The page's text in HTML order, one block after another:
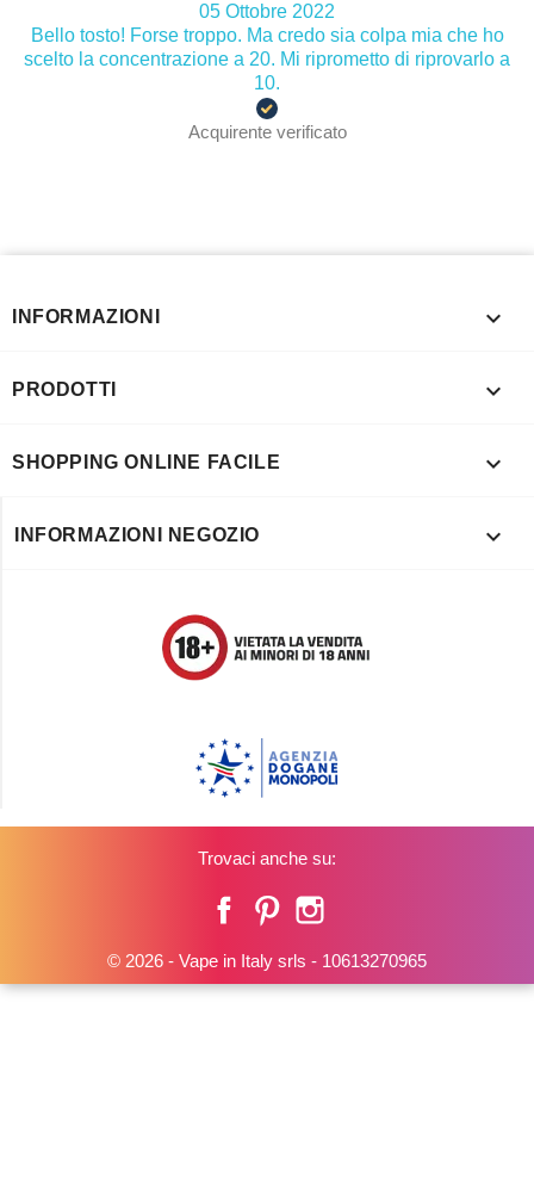
05 Ottobre 2022
Bello tosto! Forse troppo. Ma credo sia colpa mia che ho
scelto la concentrazione a 20. Mi riprometto di riprovarlo a
10.
Acquirente verificato
INFORMAZIONI 
PRODOTTI 
SHOPPING ONLINE FACILE 
INFORMAZIONI NEGOZIO 
Trovaci anche su:
FacebookPinterest
© 2026 - Vape in Italy srls - 10613270965